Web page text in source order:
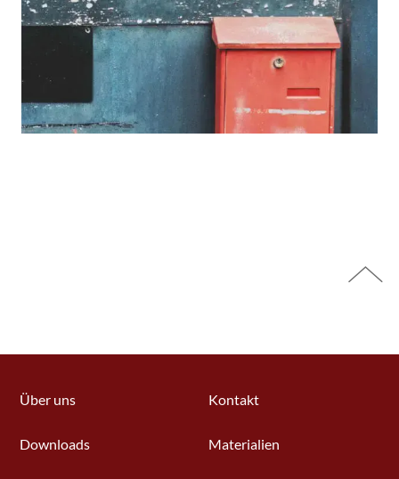
Über uns Kontakt
Downloads Materialien